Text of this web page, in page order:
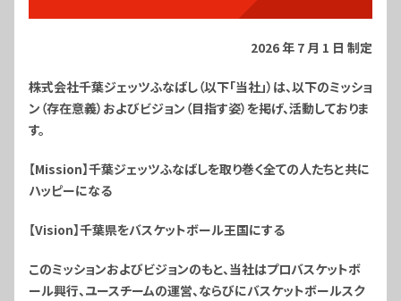
2026 年 7 月 1 日 制定
株式会社千葉ジェッツふなばし（以下「当社」）は、以下のミッショ
ン（存在意義）およびビジョン（目指す姿）を掲げ、活動しておりま
す。
【Mission】千葉ジェッツふなばしを取り巻く全ての人たちと共に
ハッピーになる
【Vision】千葉県をバスケットボール王国にする
このミッションおよびビジョンのもと、当社はプロバスケットボ
ール興行、ユースチームの運営、ならびにバスケットボールスク